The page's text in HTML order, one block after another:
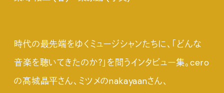
時代の最先端をゆくミュージシャンたちに、「どんな
音楽を聴いてきたのか？」を問うインタビュー集。cero
の髙城晶平さん、ミツメのnakayaanさん、